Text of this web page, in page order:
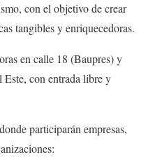
con el objetivo de crear
tangibles y enriquecedoras.
en calle 18 (Baupres) y
con entrada libre y
participarán empresas,